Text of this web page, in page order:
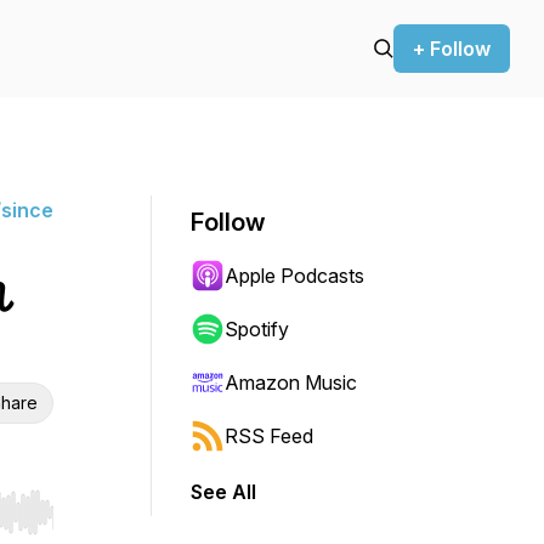
+ Follow
since
Hold shift to jump forward or backward.
Follow
Apple Podcasts
Spotify
Amazon Music
RSS Feed
See All